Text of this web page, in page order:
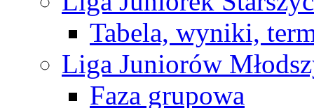
Tabela, wyniki,
Liga Juniorów
Faza grupowa